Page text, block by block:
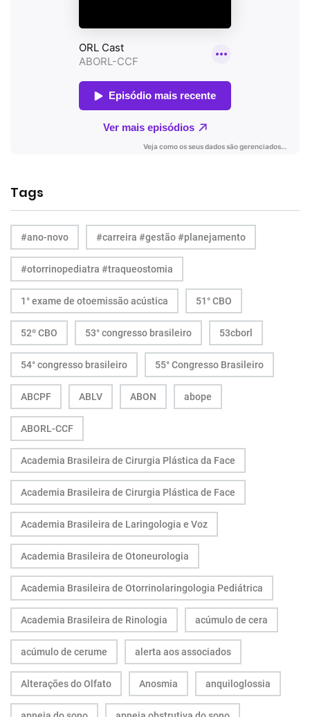
Tags
#ano-novo #carreira #gestão #planejamento
#otorrinopediatra #traqueostomia
1° exame de otoemissão acústica 51° CBO
52º CBO 53° congresso brasileiro 53cborl
54° congresso brasileiro 55° Congresso Brasileiro
ABCPF ABLV ABON abope
ABORL-CCF
Academia Brasileira de Cirurgia Plástica da Face
Academia Brasileira de Cirurgia Plástica de Face
Academia Brasileira de Laringologia e Voz
Academia Brasileira de Otoneurologia
Academia Brasileira de Otorrinolaringologia Pediátrica
Academia Brasileira de Rinologia acúmulo de cera
acúmulo de cerume alerta aos associados
Alterações do Olfato Anosmia anquiloglossia